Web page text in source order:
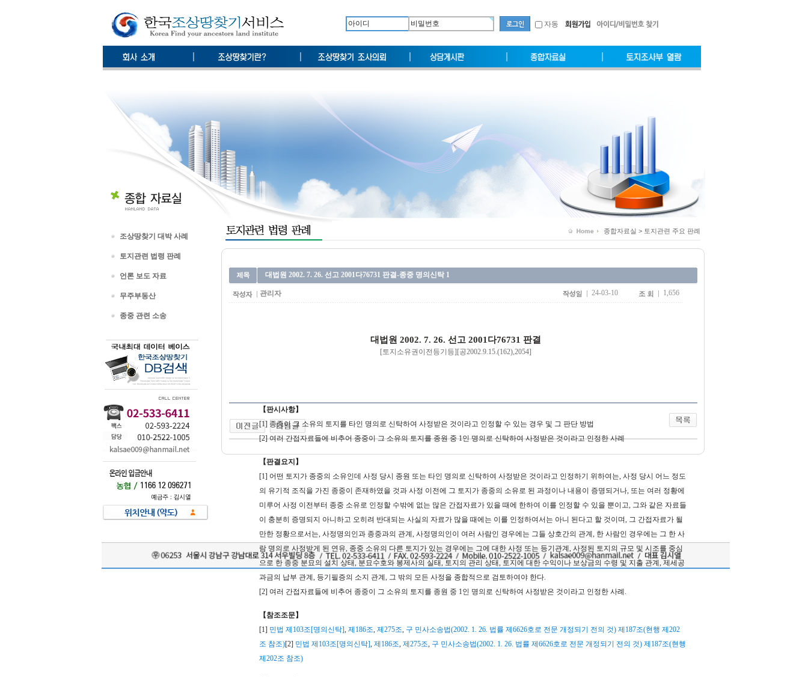
자동
조상땅찾기 대박 사례
토지관련 법령 판례
언론 보도 자료
무주부동산
종중 관련 소송
종합자료실 > 토지관련 주요 판례
대법원 2002. 7. 26. 선고 2001다76731 판결-종중 명의신탁 1
관리자 24-03-10 1,656
대법원 2002. 7. 26. 선고 2001다76731 판결
[토지소유권이전등기등][공2002.9.15.(162),2054]
【판시사항】
[1] 종중이 그 소유의 토지를 타인 명의로 신탁하여 사정받은 것이라고 인정할 수 있는 경우 및 그 판단 방법
[2] 여러 간접자료들에 비추어 종중이 그 소유의 토지를 종원 중 1인 명의로 신탁하여 사정받은 것이라고 인정한 사례
【판결요지】
[1] 어떤 토지가 종중의 소유인데 사정 당시 종원 또는 타인 명의로 신탁하여 사정받은 것이라고 인정하기 위하여는, 사정 당시 어느 정도
의 유기적 조직을 가진 종중이 존재하였을 것과 사정 이전에 그 토지가 종중의 소유로 된 과정이나 내용이 증명되거나, 또는 여러 정황에
미루어 사정 이전부터 종중 소유로 인정할 수밖에 없는 많은 간접자료가 있을 때에 한하여 이를 인정할 수 있을 뿐이고, 그와 같은 자료들
이 충분히 증명되지 아니하고 오히려 반대되는 사실의 자료가 많을 때에는 이를 인정하여서는 아니 된다고 할 것이며, 그 간접자료가 될
만한 정황으로서는, 사정명의인과 종중과의 관계, 사정명의인이 여러 사람인 경우에는 그들 상호간의 관계, 한 사람인 경우에는 그 한 사
람 명의로 사정받게 된 연유, 종중 소유의 다른 토지가 있는 경우에는 그에 대한 사정 또는 등기관계, 사정된 토지의 규모 및 시조를 중심
으로 한 종중 분묘의 설치 상태, 분묘수호와 봉제사의 실태, 토지의 관리 상태, 토지에 대한 수익이나 보상금의 수령 및 지출 관계, 제세공
과금의 납부 관계, 등기필증의 소지 관계, 그 밖의 모든 사정을 종합적으로 검토하여야 한다.
[2] 여러 간접자료들에 비추어 종중이 그 소유의 토지를 종원 중 1인 명의로 신탁하여 사정받은 것이라고 인정한 사례.
【참조조문】
[1] 민법 제103조[명의신탁], 제186조, 제275조, 구 민사소송법(2002. 1. 26. 법률 제6626호로 전문 개정되기 전의 것) 제187조(현행 제202
조 참조)[2] 민법 제103조[명의신탁], 제186조, 제275조, 구 민사소송법(2002. 1. 26. 법률 제6626호로 전문 개정되기 전의 것) 제187조(현행
제202조 참조)